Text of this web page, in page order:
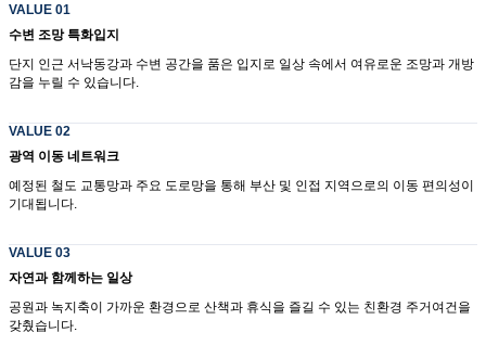
VALUE 01
수변 조망 특화입지
단지 인근 서낙동강과 수변 공간을 품은 입지로 일상 속에서 여유로운 조망과 개방
감을 누릴 수 있습니다.
VALUE 02
광역 이동 네트워크
예정된 철도 교통망과 주요 도로망을 통해 부산 및 인접 지역으로의 이동 편의성이
기대됩니다.
VALUE 03
자연과 함께하는 일상
공원과 녹지축이 가까운 환경으로 산책과 휴식을 즐길 수 있는 친환경 주거여건을
갖췄습니다.